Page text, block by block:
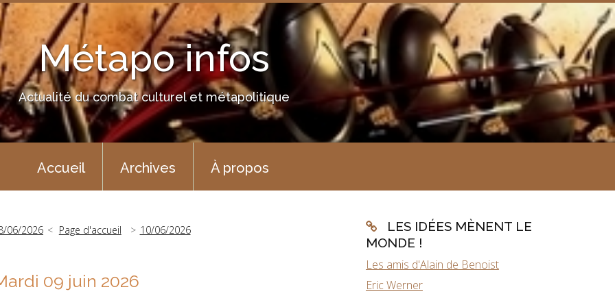
Métapo infos
Actualité du combat culturel et métapolitique
Accueil Archives À propos
06/2026 Page d'accueil 10/06/2026
09 juin 2026
LES IDÉES MÈNENT LE
MONDE !
Les amis d'Alain de Benoist
Eric Werner